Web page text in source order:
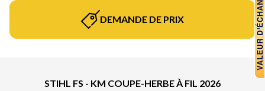
DEMANDE DE PRIX
STIHL FS - KM COUPE-HERBE À FIL 2026